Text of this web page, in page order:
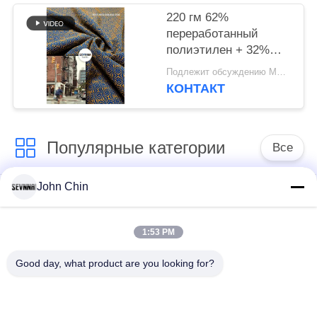
трикотажа
220 гм 62%
переработанный
полиэтилен + 32%
нейлон + 6% спандекс
переработанный
Подлежит обсуждению MOQ:Negotiable
КОНТАКТ
Популярные категории Все
использованная
использованная
ткань нейлона
Повторно
John Chin
1:53 PM
Good day, what product are you looking for?